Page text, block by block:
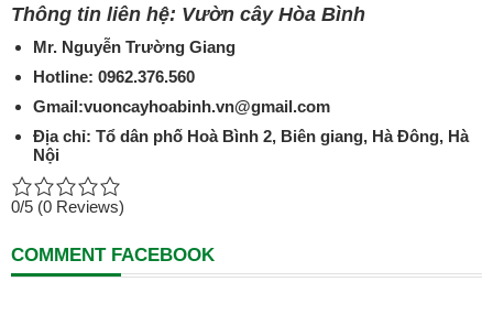
Thông tin liên hệ: Vườn cây Hòa Bình
Mr. Nguyễn Trường Giang
Hotline: 0962.376.560
Gmail:vuoncayhoabinh.vn@gmail.com
Địa chỉ: Tổ dân phố Hoà Bình 2, Biên giang, Hà Đông, Hà
Nội
0/5 (0 Reviews)
COMMENT FACEBOOK